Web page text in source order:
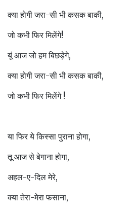
क्या होगी जरा-सी भी कसक बाकी,
जो कभी फिर मिलेंगे!
यूं आज जो हम बिछड़ेगे,
क्या होगी जरा-सी भी कसक बाकी,
जो कभी फिर मिलेंगे !
या फिर ये किस्सा पुराना होगा,
तू आज से बेगाना होगा,
अहल-ए-दिल मेरे,
क्या तेरा-मेरा फसाना,